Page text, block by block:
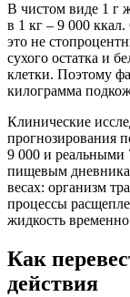
В чистом виде 1 г
в 1 кг – 9 000
это не
сухого остатка и
клетки. Поэтому
килограмма
Клинические
прогнозирования
9 000 и реальными
пищевым
весах: организм
процессы
жидкость
Как
действия